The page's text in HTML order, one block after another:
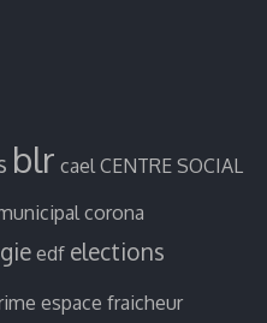
blr cael CENTRE SOCIAL
corona
edf elections
espace fraicheur